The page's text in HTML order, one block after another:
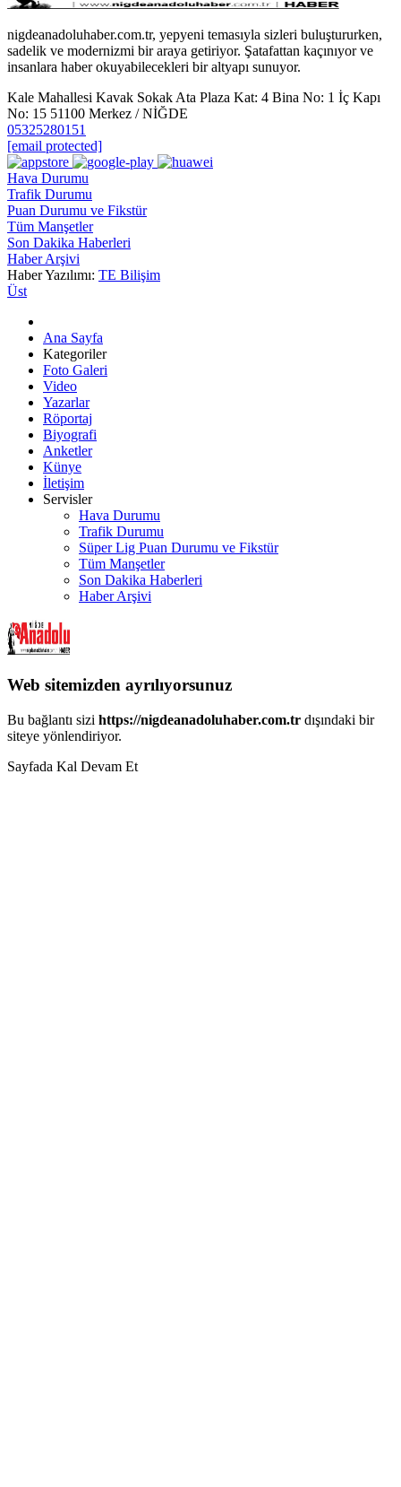
nigdeanadoluhaber.com.tr, yepyeni temasıyla sizleri buluştururken,
sadelik ve modernizmi bir araya getiriyor. Şatafattan kaçınıyor ve
insanlara haber okuyabilecekleri bir altyapı sunuyor.
Kale Mahallesi Kavak Sokak Ata Plaza Kat: 4 Bina No: 1 İç Kapı
No: 15 51100 Merkez / NİĞDE
05325280151
[email protected]
Hava Durumu
Trafik Durumu
Puan Durumu ve Fikstür
Tüm Manşetler
Son Dakika Haberleri
Haber Arşivi
Haber Yazılımı: TE Bilişim
Üst
Ana Sayfa
Kategoriler
Foto Galeri
Video
Yazarlar
Röportaj
Biyografi
Anketler
Künye
İletişim
Servisler
Hava Durumu
Trafik Durumu
Süper Lig Puan Durumu ve Fikstür
Tüm Manşetler
Son Dakika Haberleri
Haber Arşivi
Web sitemizden ayrılıyorsunuz
Bu bağlantı sizi https://nigdeanadoluhaber.com.tr dışındaki bir
siteye yönlendiriyor.
Sayfada Kal Devam Et